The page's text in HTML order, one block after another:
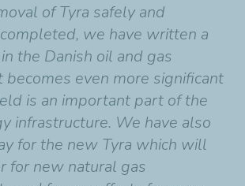
of Tyra safely and
we have written a
the Danish oil and gas
becomes even more significant
is an important part of the
infrastructure. We have also
for the new Tyra which will
for new natural gas